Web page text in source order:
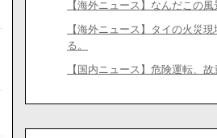
【海外ニュース】なんだこの
【海外ニュース】タイの火災
る。
【国内ニュース】危険運転、